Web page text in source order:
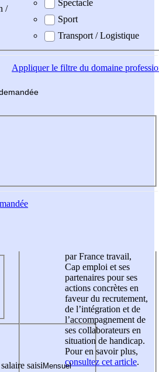
/
Spectacle
Sport
Transport / Logistique
Appliquerle filtre du domaine
saisi
par France travail,
Cap emploi et ses
partenaires pour ses
actions concrètes en
faveur du recrutement,
de l’intégration et de
l’accompagnement de
ses collaborateurs en
situation de handicap.
Pour en savoir plus,
consultez cet article.